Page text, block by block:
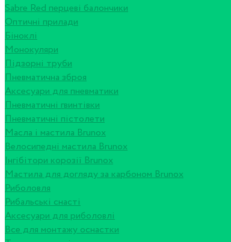
Sabre Red перцеві балончики
Оптичні прилади
Біноклі
Монокуляри
Підзорні труби
Пневматична зброя
Аксесуари для пневматики
Пневматичні гвинтівки
Пневматичні пістолети
Масла і мастила Brunox
Велосипедні мастила Brunox
Інгібітори корозії Brunox
Мастила для догляду за карбоном Brunox
Риболовля
Рибальські снасті
Аксесуари для риболовлі
Все для монтажу оснастки